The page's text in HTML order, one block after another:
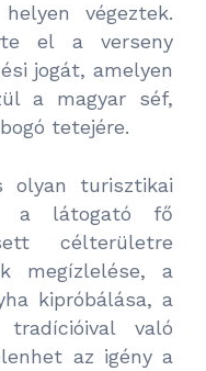
végeztek.
el a verseny
jogát, amelyen
a magyar séf,
tetejére.
olyan turisztikai
a látogató fő
célterületre
megízlelése, a
kipróbálása, a
tradícióival való
az igény a